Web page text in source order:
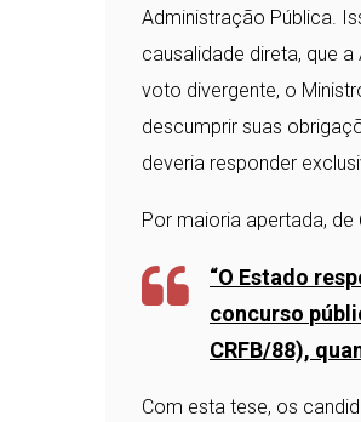
Administração Pública.
causalidade direta, que
voto divergente, o
descumprir suas
deveria responder
Por maioria apertada,
“O Estado
concurso
CRFB/88),
Com esta tese, os